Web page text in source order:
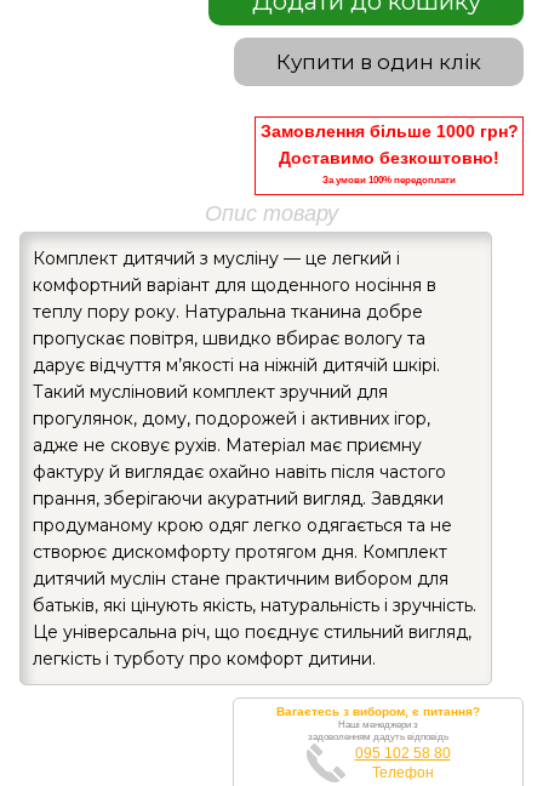
Купити в один клік
Замовлення більше 1000 грн?
Доставимо безкоштовно!
За умови 100% передоплати
Опис товару
Комплект дитячий з мусліну — це легкий і
комфортний варіант для щоденного носіння в
теплу пору року. Натуральна тканина добре
пропускає повітря, швидко вбирає вологу та
дарує відчуття м’якості на ніжній дитячій шкірі.
Такий мусліновий комплект зручний для
прогулянок, дому, подорожей і активних ігор,
адже не сковує рухів. Матеріал має приємну
фактуру й виглядає охайно навіть після частого
прання, зберігаючи акуратний вигляд. Завдяки
продуманому крою одяг легко одягається та не
створює дискомфорту протягом дня. Комплект
дитячий муслін стане практичним вибором для
батьків, які цінують якість, натуральність і зручність.
Це універсальна річ, що поєднує стильний вигляд,
легкість і турботу про комфорт дитини.
Вагаєтесь з вибором, є питання?
Наші менеджери з
задоволенням дадуть відповідь
095 102 58 80
Телефон